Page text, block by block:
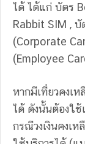
ได้ ได้แก่ บัตร
Rabbit SIM , บั
(Corporate
(Employee
หากมีเที่ยวคงเ
ได้ ดังนั้นต้องใช้
กรณีวงเงินคงเ